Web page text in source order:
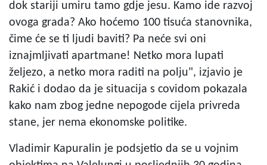
dok stariji umiru tamo gdje jesu. Kamo ide razvoj
ovoga grada? Ako hoćemo 100 tisuća stanovnika,
čime će se ti ljudi baviti? Pa neće svi oni
iznajmljivati apartmane! Netko mora lupati
željezo, a netko mora raditi na polju", izjavio je
Rakić i dodao da je situacija s covidom pokazala
kako nam zbog jedne nepogode cijela privreda
stane, jer nema ekonomske politike.
Vladimir Kapuralin je podsjetio da se u vojnim